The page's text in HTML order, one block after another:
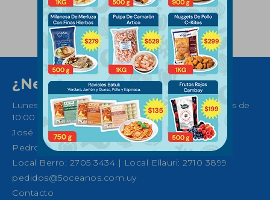
¿Necesitas ayuda?
Lunes a Sábados de 08:30 a 21:00 horas y Domingos de
10:00 a 14:00
José Ellauri 558, Montevideo
Pedro Fco. Berro 1039, Montevideo
Local Berro: 2705 3434 | Local Ellauri: 2710 3899
pedidos@5oceanos.com.uy
Contacto